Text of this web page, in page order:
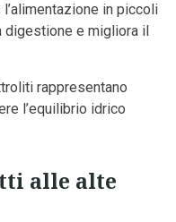
in piccoli
e migliora il
rappresentano
l’equilibrio idrico
alle alte